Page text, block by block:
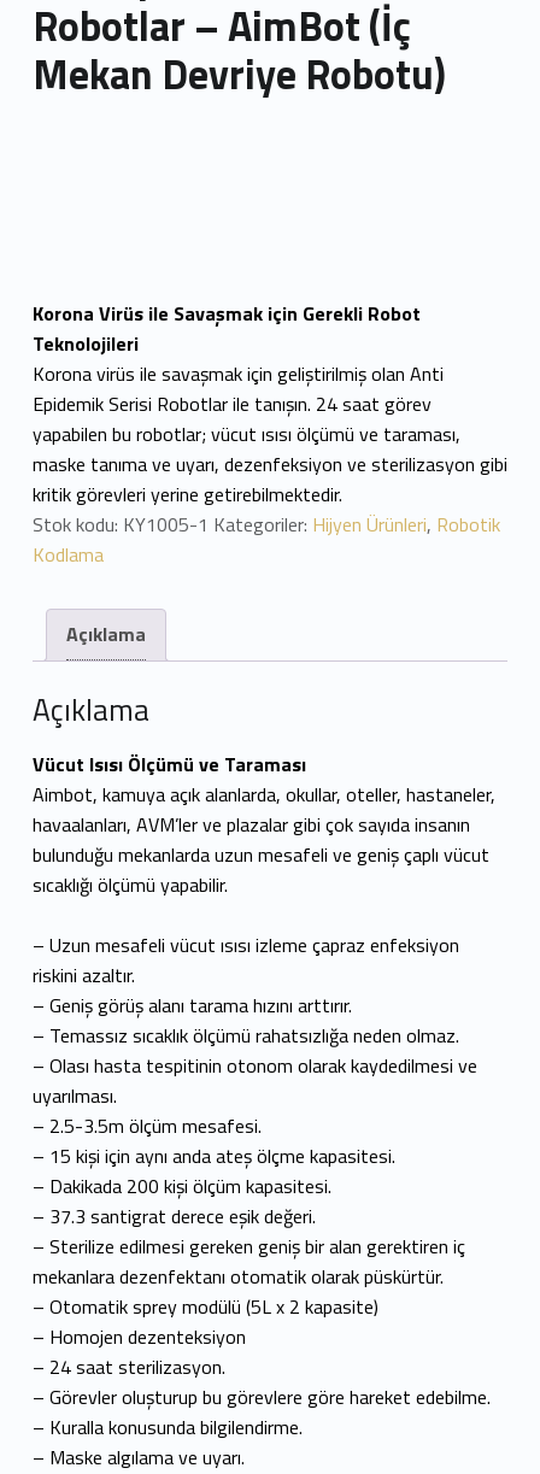
Robotlar – AimBot (İç
Mekan Devriye Robotu)
Korona Virüs ile Savaşmak için Gerekli Robot
Teknolojileri
Korona virüs ile savaşmak için geliştirilmiş olan Anti
Epidemik Serisi Robotlar ile tanışın. 24 saat görev
yapabilen bu robotlar; vücut ısısı ölçümü ve taraması,
maske tanıma ve uyarı, dezenfeksiyon ve sterilizasyon gibi
kritik görevleri yerine getirebilmektedir.
Stok kodu: KY1005-1 Kategoriler: Hijyen Ürünleri, Robotik
Kodlama
Açıklama
Açıklama
Vücut Isısı Ölçümü ve Taraması
Aimbot, kamuya açık alanlarda, okullar, oteller, hastaneler,
havaalanları, AVM’ler ve plazalar gibi çok sayıda insanın
bulunduğu mekanlarda uzun mesafeli ve geniş çaplı vücut
sıcaklığı ölçümü yapabilir.
– Uzun mesafeli vücut ısısı izleme çapraz enfeksiyon
riskini azaltır.
– Geniş görüş alanı tarama hızını arttırır.
– Temassız sıcaklık ölçümü rahatsızlığa neden olmaz.
– Olası hasta tespitinin otonom olarak kaydedilmesi ve
uyarılması.
– 2.5-3.5m ölçüm mesafesi.
– 15 kişi için aynı anda ateş ölçme kapasitesi.
– Dakikada 200 kişi ölçüm kapasitesi.
– 37.3 santigrat derece eşik değeri.
– Sterilize edilmesi gereken geniş bir alan gerektiren iç
mekanlara dezenfektanı otomatik olarak püskürtür.
– Otomatik sprey modülü (5L x 2 kapasite)
– Homojen dezenteksiyon
– 24 saat sterilizasyon.
– Görevler oluşturup bu görevlere göre hareket edebilme.
– Kuralla konusunda bilgilendirme.
– Maske algılama ve uyarı.